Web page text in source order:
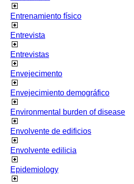
Entrenamiento físico
Entrevista
Entrevistas
Envejecimento
Envejecimiento demográfico
Environmental burden of disease
Envolvente de edificios
Envolvente edilicia
Epidemiology